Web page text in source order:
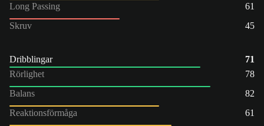
Long Passing
61
Skruv
45
Dribblingar
71
Rörlighet
78
Balans
82
Reaktionsförmåga
61